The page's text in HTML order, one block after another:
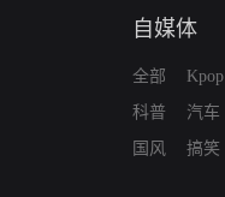
自媒体
全部
科普
国风
Kpop
汽车
搞笑